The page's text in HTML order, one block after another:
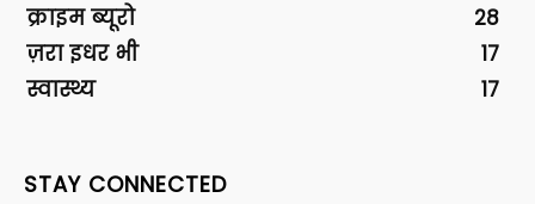
क्राइम ब्यूरो
28
ज़रा इधर भी
17
स्वास्थ्य
17
STAY CONNECTED